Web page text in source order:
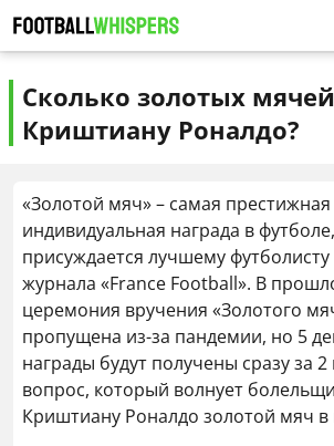
Сколько золотых
Криштиану Роналдо?
«Золотой мяч» – самая престижная
индивидуальная награда в
присуждается лучшему
журнала «France Football». В
церемония вручения «Золотого
пропущена из-за пандемии, но 5
награды будут получены сразу за
вопрос, который волнует
Криштиану Роналдо золотой мяч в